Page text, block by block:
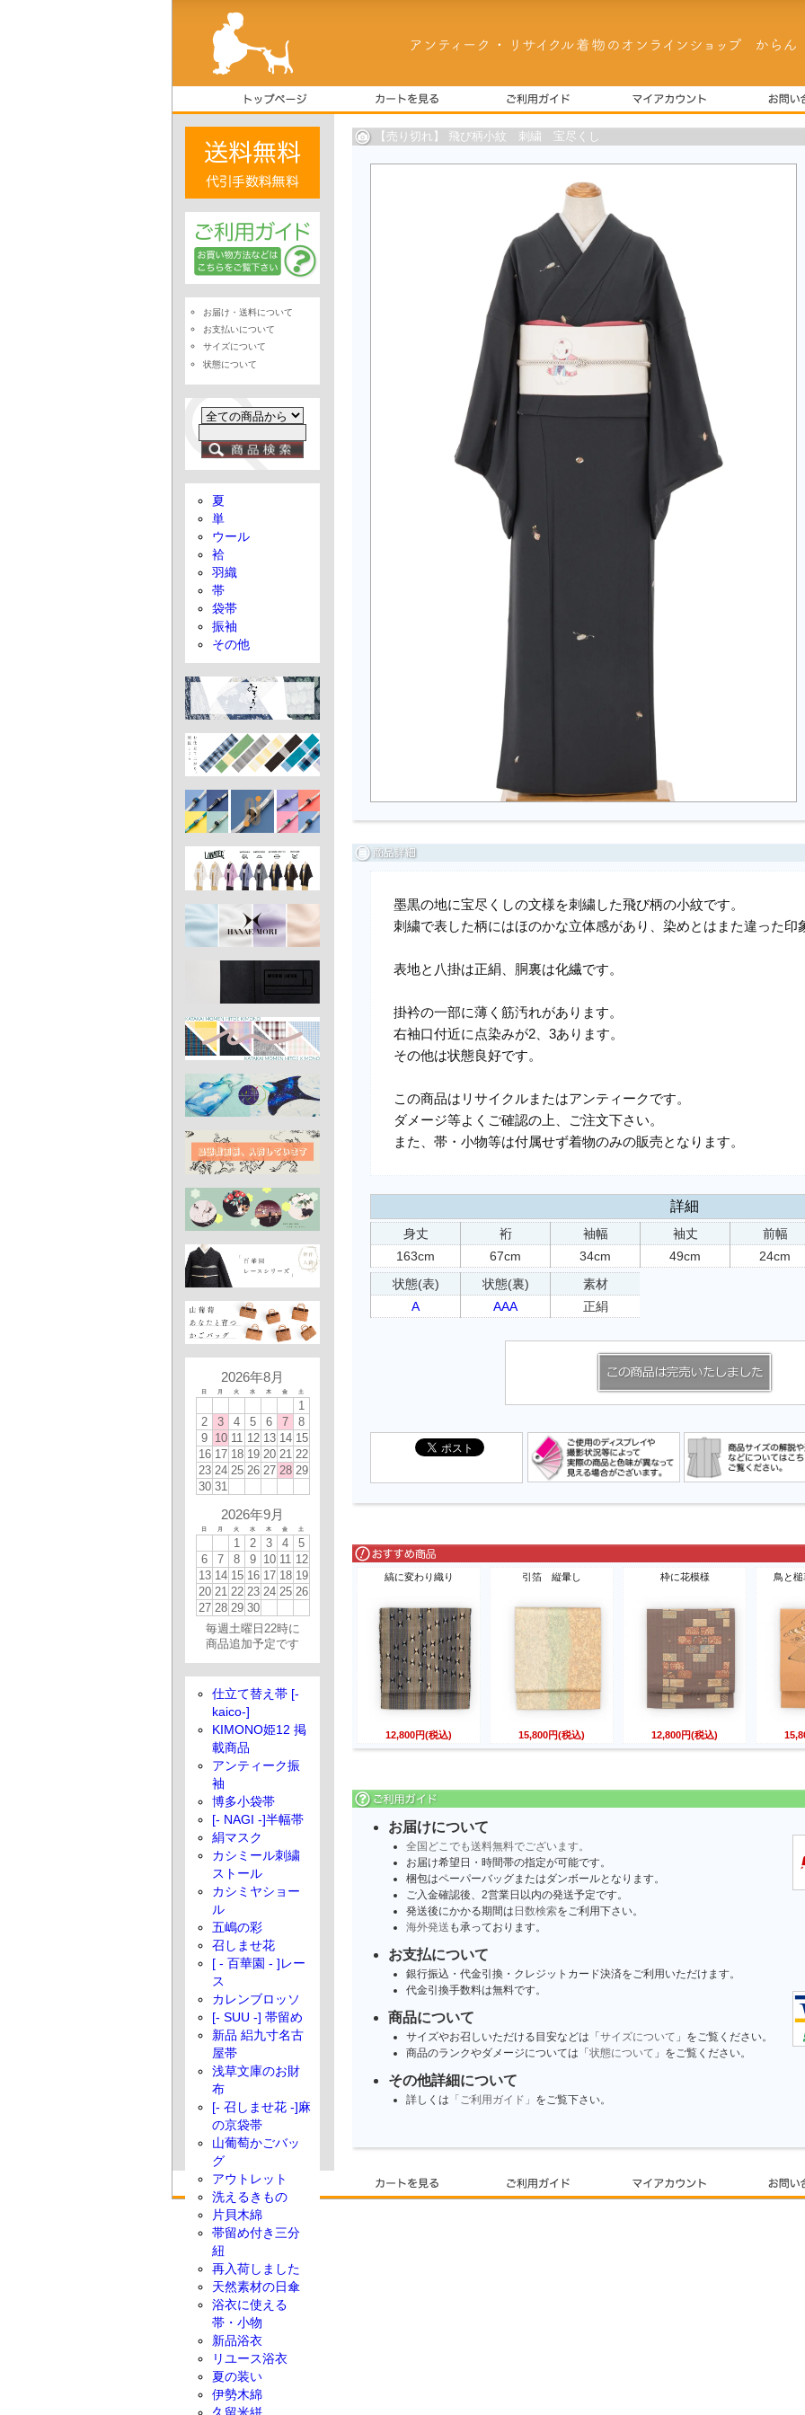
【売り切れ】 飛び柄小紋 刺繍 宝尽くし
墨黒の地に宝尽くしの文様を刺繍した飛び柄の小紋です。
刺繍で表した柄にはほのかな立体感があり、染めとはまた違った印
表地と八掛は正絹、胴裏は化繊です。
掛衿の一部に薄く筋汚れがあります。
右袖口付近に点染みが2、3あります。
その他は状態良好です。
この商品はリサイクルまたはアンティークです。
ダメージ等よくご確認の上、ご注文下さい。
また、帯・小物等は付属せず着物のみの販売となります。
詳細
身丈
163cm
裄
67cm
袖幅
34cm
袖丈
49cm
前幅
24cm
状態(表)
A
状態(裏)
AAA
素材
正絹
縞に変わり織り
12,800円(税込)
引箔 縦暈し
15,800円(税込)
枠に花模様
12,800円(税込)
鳥と
お届けについて
全国どこでも送料無料でございます。
お届け希望日・時間帯の指定が可能です。
梱包はペーパーバッグまたはダンボールとなります。
ご入金確認後、2営業日以内の発送予定です。
発送後にかかる期間は 日数検索をご利用下さい。
海外発送 も承っております。
お支払について
銀行振込・代金引換・クレジットカード決済をご利用いただけます。
代金引換手数料は無料です。
商品について
サイズやお召しいただける目安などは「 サイズについて 」をご覧ください。
商品のランクやダメージについては「 状態について 」をご覧ください。
その他詳細について
詳しくは 「ご利用ガイド」 をご覧下さい。
お届け・送料について
お支払いについて
サイズについて
状態について
夏
単
ウール
袷
羽織
帯
袋帯
振袖
その他
2026年8月
日 月 火 水 木 金 土
1
2
3 4 5 6 7
8
9 10 11 12 13 14 15
16 17 18 19 20 21 22
23 24 25 26 27 28 29
30 31
2026年9月
日 月 火 水 木 金 土
1 2 3 4
5
6
7 8 9 10 11 12
13 14 15 16 17 18 19
20 21 22 23 24 25 26
27 28 29 30
毎週土曜日22時に
商品追加予定です
仕立て替え帯 [-
kaico-]
KIMONO姫12 掲
載商品
アンティーク振
袖
博多小袋帯
[- NAGI -]半幅帯
絹マスク
カシミール刺繍
ストール
カシミヤショー
ル
五嶋の彩
召しませ花
[ - 百華園 - ]レー
ス
カレンブロッソ
[- SUU -] 帯留め
新品 絽九寸名古
屋帯
浅草文庫のお財
布
[- 召しませ花 -]麻
の京袋帯
山葡萄かごバッ
グ
アウトレット
洗えるきもの
片貝木綿
帯留め付き三分
紐
再入荷しました
天然素材の日傘
浴衣に使える
帯・小物
新品浴衣
リユース浴衣
夏の装い
伊勢木綿